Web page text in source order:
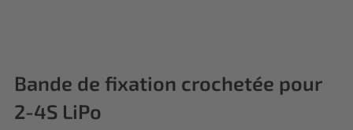
Bande de fixation crochetée pour
2-4S LiPo